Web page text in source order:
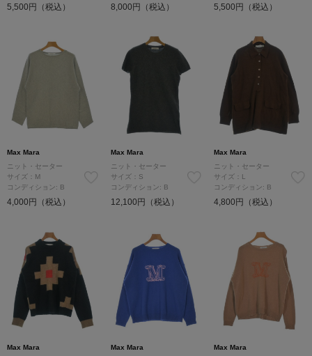
5,500円（税込） 8,000円（税込） 5,500円（税込）
Max Mara
ニット・セーター
サイズ：M
コンディション: B
4,000円（税込）
Max Mara
ニット・セーター
サイズ：S
コンディション: B
12,100円（税込）
Max Mara
ニット・セーター
サイズ：L
コンディション: B
4,800円（税込）
Max Mara
Max Mara
Max Mara